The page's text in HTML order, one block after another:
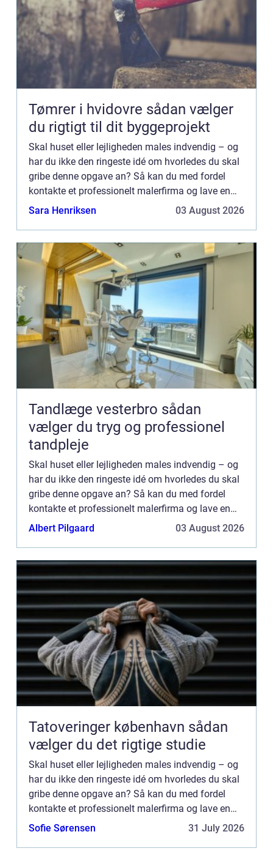
Tømrer i hvidovre sådan vælger
du rigtigt til dit byggeprojekt
Skal huset eller lejligheden males indvendig – og
har du ikke den ringeste idé om hvorledes du skal
gribe denne opgave an? Så kan du med fordel
kontakte et professionelt malerfirma og lave en
aftale om maling af vægge, lofter og indvendigt
Sara Henriksen 03 August 2026
Tandlæge vesterbro sådan
vælger du tryg og professionel
tandpleje
Skal huset eller lejligheden males indvendig – og
har du ikke den ringeste idé om hvorledes du skal
gribe denne opgave an? Så kan du med fordel
kontakte et professionelt malerfirma og lave en
aftale om maling af vægge, lofter og indvendigt
Albert Pilgaard 03 August 2026
Tatoveringer københavn sådan
vælger du det rigtige studie
Skal huset eller lejligheden males indvendig – og
har du ikke den ringeste idé om hvorledes du skal
gribe denne opgave an? Så kan du med fordel
kontakte et professionelt malerfirma og lave en
aftale om maling af vægge, lofter og indvendigt
Sofie Sørensen 31 July 2026